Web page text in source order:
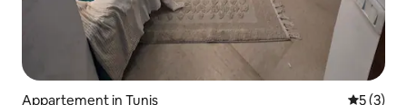
Appartement in Tunis
5 (3)